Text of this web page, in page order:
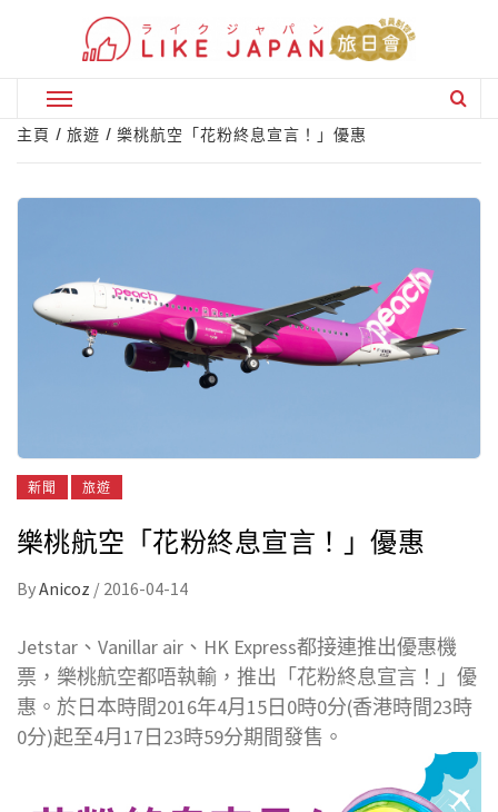
Primary
Menu
主頁 旅遊 樂桃航空「花粉終息宣言！」優惠
新聞 旅遊
樂桃航空「花粉終息宣言！」優惠
ByAnicoz / 2016-04-14
Jetstar、Vanillar air、HK Express都接連推出優惠機
票，樂桃航空都唔執輸，推出「花粉終息宣言！」優
惠。於日本時間2016年4月15日0時0分(香港時間23時
0分)起至4月17日23時59分期間發售。